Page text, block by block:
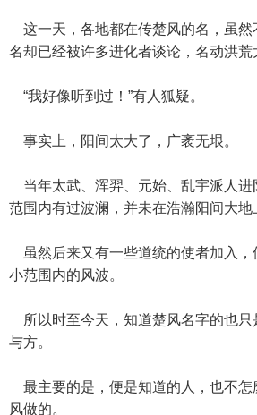
这一天，各地都在传楚风的名，虽然
名却已经被许多进化者谈论，名动洪荒
“我好像听到过！”有人狐疑。
事实上，阳间太大了，广袤无垠。
当年太武、浑羿、元始、乱宇派人进
范围内有过波澜，并未在浩瀚阳间大地
虽然后来又有一些道统的使者加入，
小范围内的风波。
所以时至今天，知道楚风名字的也只
与方。
最主要的是，便是知道的人，也不怎
风做的。